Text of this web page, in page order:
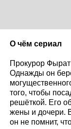
О чём сериал
Прокурор
Однажды он
того, чтобы
решёткой. Его
жены и дочери.
он не помнит,